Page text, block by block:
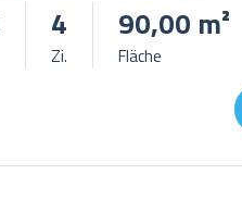
4
Zi.
90,00 m²
Fläche